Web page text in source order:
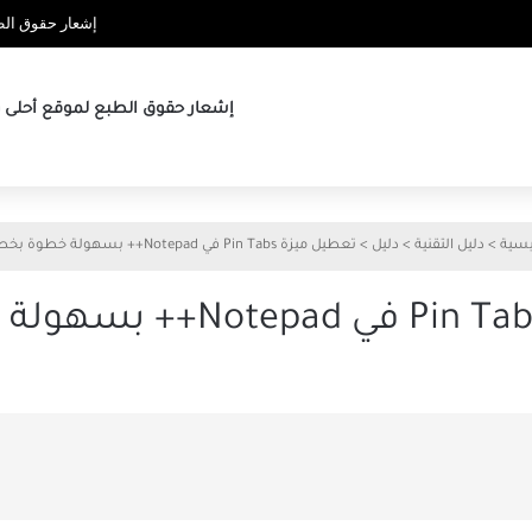
إشعار حقوق
إشعار حقوق الطبع لموقع أحلى
> دليل التقنية > دليل > تعطيل ميزة Pin Tabs في Notepad++ بسهولة خطوة بخطوة